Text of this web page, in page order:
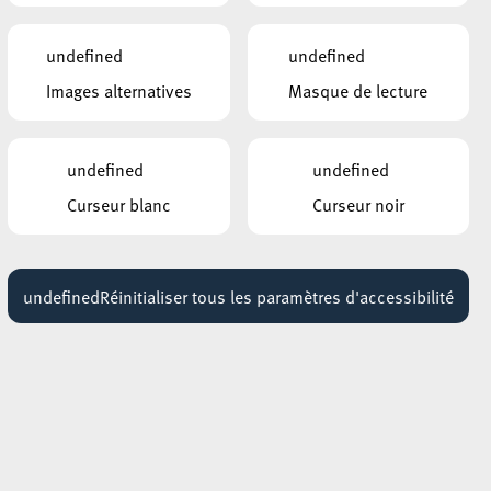
undefined
Images alternatives
undefined
Masque de lecture
undefined
Curseur blanc
undefined
Curseur noir
undefinedRéinitialiser tous les paramètres d'accessibilité